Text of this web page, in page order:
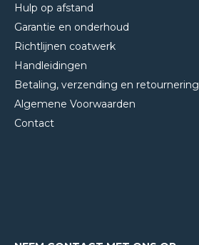
Hulp op afstand
Garantie en onderhoud
Richtlijnen coatwerk
Handleidingen
Betaling, verzending en retournering
Algemene Voorwaarden
Contact